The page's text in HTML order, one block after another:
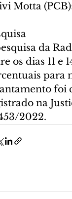
Motta
da
os dias 11 e
para
foi
na
2022.